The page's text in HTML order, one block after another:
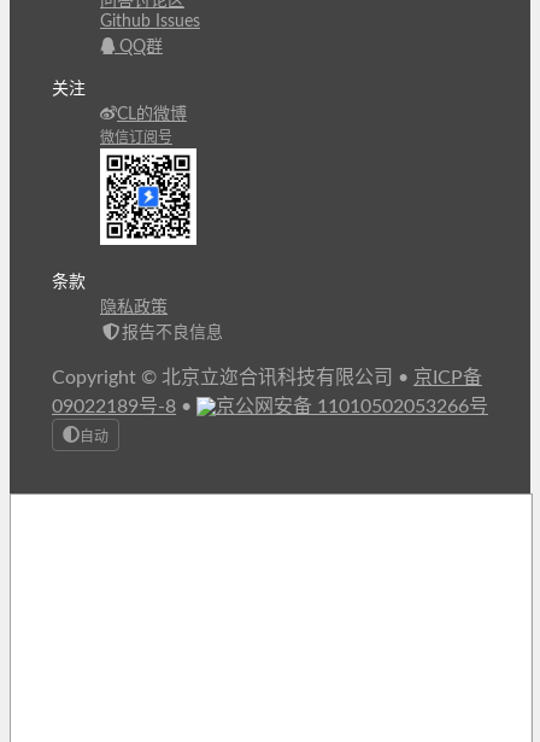
Github Issues
QQ群
关注
CL的微博
微信订阅号
条款
隐私政策
报告不良信息
Copyright © 北京立迩合讯科技有限公司 • 京ICP备
09022189号-8 • 京公网安备 11010502053266号
自动